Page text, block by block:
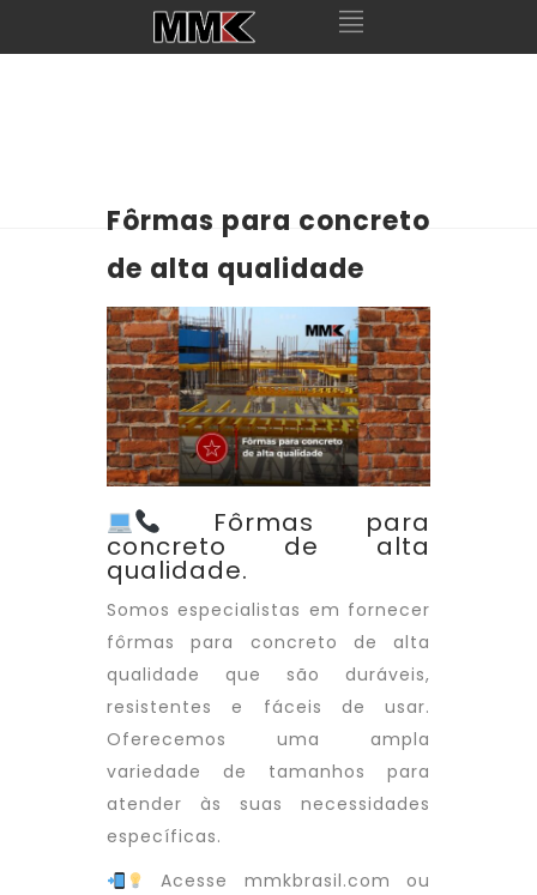
Fôrmas para concreto
de alta qualidade
Fôrmas para
concreto de alta
qualidade.
Somos especialistas em fornecer
fôrmas para concreto de alta
qualidade que são duráveis,
resistentes e fáceis de usar.
Oferecemos uma ampla
variedade de tamanhos para
atender às suas necessidades
específicas.
Acesse mmkbrasil.com ou